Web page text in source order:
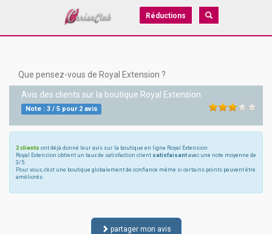
Réductions
Que pensez-vous de Royal Extension ?
Avis des clients sur la boutique Royal Extension
Note : 3/ 5pour 2avis
2 clients ont déjà donné leur avis sur la boutique en ligne Royal Extension
Royal Extension obtient un taux de satisfaction client satisfaisant avec une note moyenne de
3/5.
Pour vous, c'est une boutique globalement de confiance même si certains points peuvent être
améliorés.
partager mon avis